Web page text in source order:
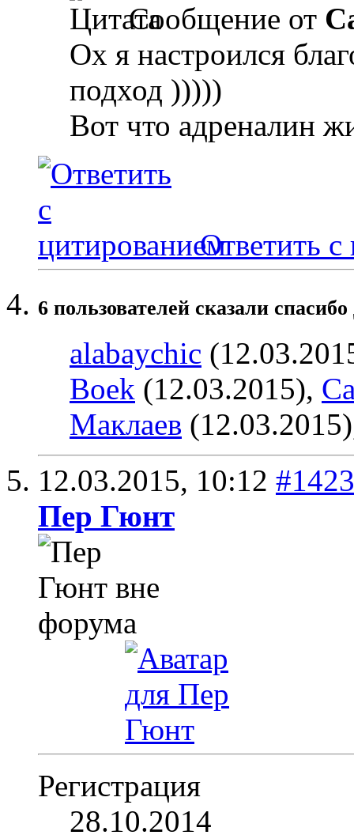
Сообщение от
Ох я настроился
подход )))))
Вот что адреналин
Ответить с
6 пользователей сказали
alabaychic
Boek (12.03.2015),
Маклаев
12.03.2015, 10:12 #1423
Пер Гюнт
Регистрация
28.10.2014